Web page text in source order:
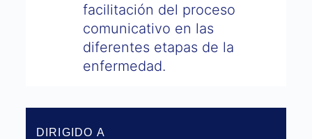
facilitación del proceso
comunicativo en las
diferentes etapas de la
enfermedad.
DIRIGIDO A